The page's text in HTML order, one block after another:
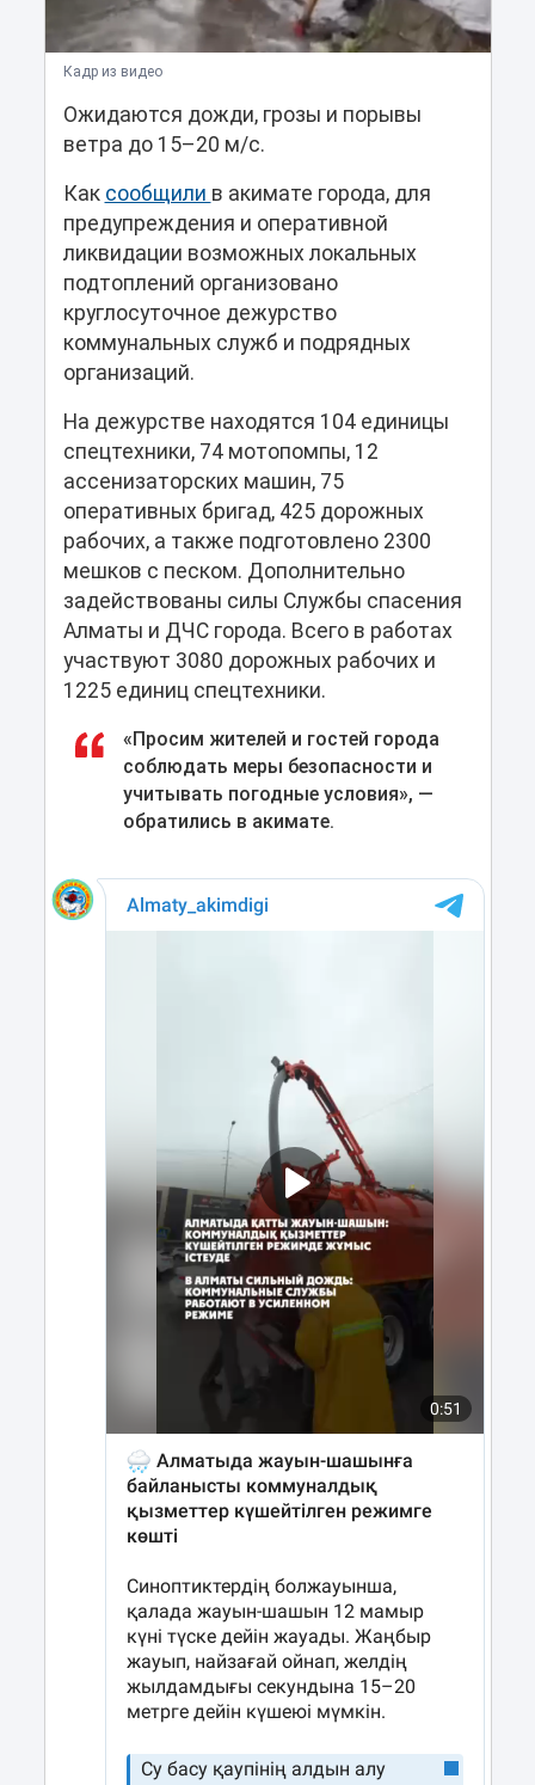
Кадр из видео
Ожидаются дожди, грозы и порывы
ветра до 15–20 м/с.
Как сообщили в акимате города, для
предупреждения и оперативной
ликвидации возможных локальных
подтоплений организовано
круглосуточное дежурство
коммунальных служб и подрядных
организаций.
На дежурстве находятся 104 единицы
спецтехники, 74 мотопомпы, 12
ассенизаторских машин, 75
оперативных бригад, 425 дорожных
рабочих, а также подготовлено 2300
мешков с песком. Дополнительно
задействованы силы Службы спасения
Алматы и ДЧС города. Всего в работах
участвуют 3080 дорожных рабочих и
1225 единиц спецтехники.
«Просим жителей и гостей города
соблюдать меры безопасности и
учитывать погодные условия», —
обратились в акимате.